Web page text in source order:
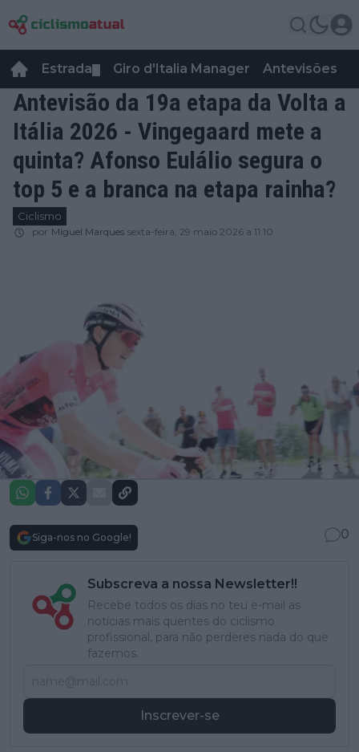
Estrada Giro d'Italia Manager Antevisões
Antevisão da 19a etapa da Volta a
Itália 2026 - Vingegaard mete a
quinta? Afonso Eulálio segura o
top 5 e a branca na etapa rainha?
Ciclismo
por Miguel Marques sexta-feira, 29 maio 2026 a 11:10
Siga-nos no Google! 0
Subscreva a nossa Newsletter!!
Recebe todos os dias no teu e-mail as
notícias mais quentes do ciclismo
profissional, para não perderes nada do que
fazemos.
Inscrever-se